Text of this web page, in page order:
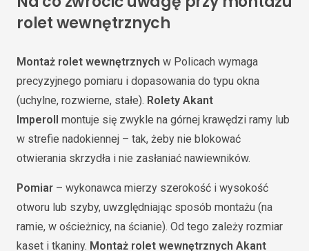
rolet wewnętrznych
Montaż rolet wewnętrznych w Policach wymaga
precyzyjnego pomiaru i dopasowania do typu okna
(uchylne, rozwierne, stałe). Rolety Akant
Imperoll montuje się zwykle na górnej krawędzi ramy lub
w strefie nadokiennej – tak, żeby nie blokować
otwierania skrzydła i nie zasłaniać nawiewników.
Pomiar – wykonawca mierzy szerokość i wysokość
otworu lub szyby, uwzględniając sposób montażu (na
ramie, w ościeżnicy, na ścianie). Od tego zależy rozmiar
kaset i tkaniny. Montaż rolet wewnętrznych Akant